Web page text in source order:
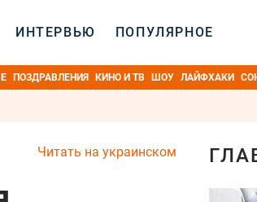
ИНТЕРВЬЮ ПОПУЛЯРНОЕ
ПОЗДРАВЛЕНИЯ КИНО И ТВ ШОУ ЛАЙФХАКИ
Читать на украинском